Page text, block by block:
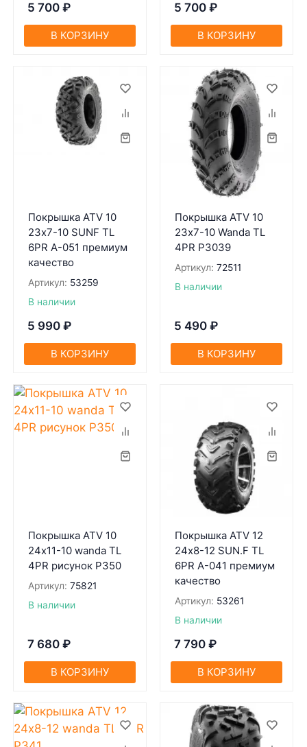
5 700 ₽
В КОРЗИНУ
5 700 ₽
В КОРЗИНУ
Покрышка ATV 10
23х7-10 SUNF TL
6PR A-051 премиум
качество
Артикул: 53259
В наличии
5 990 ₽
В КОРЗИНУ
Покрышка ATV 10
23х7-10 Wanda TL
4PR P3039
Артикул: 72511
В наличии
5 490 ₽
В КОРЗИНУ
Покрышка ATV 10
24х11-10 wanda TL
4PR рисунок P350
Артикул: 75821
В наличии
7 680 ₽
В КОРЗИНУ
Покрышка ATV 12
24х8-12 SUN.F TL
6PR A-041 премиум
качество
Артикул: 53261
В наличии
7 790 ₽
В КОРЗИНУ